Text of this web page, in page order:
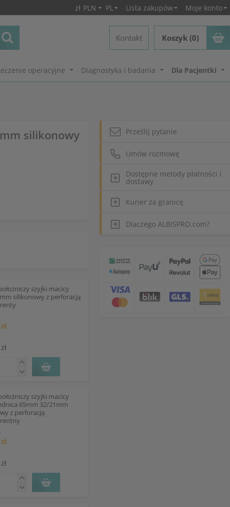
zł PLN PL Lista zakupów Moje konto
Kontakt Koszyk (0)
operacyjne Diagnostyka i badania Dla Pacjentki
silikonowy
szyjki macicy
silikonowy z perforacją
szyjki macicy
65mm 32/21mm
z perforacją
Prześlij pytanie
Umów rozmowę
Dostępne metody płatności i
dostawy
Kurier za granicę
Dlaczego ALBISPRO.com?